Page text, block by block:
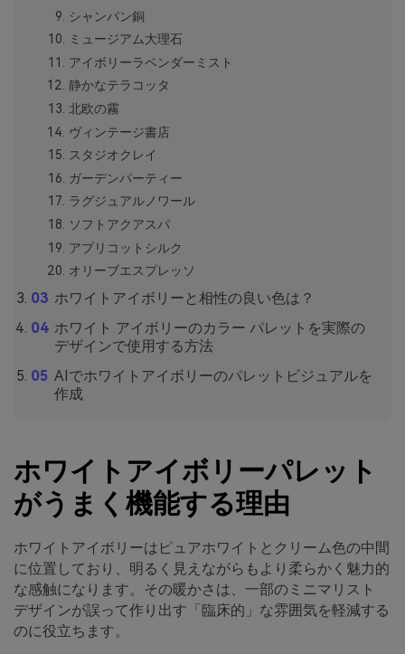
シャンパン銅
ミュージアム大理石
アイボリーラベンダーミスト
静かなテラコッタ
北欧の霧
ヴィンテージ書店
スタジオクレイ
ガーデンパーティー
ラグジュアルノワール
ソフトアクアスパ
アプリコットシルク
オリーブエスプレッソ
ホワイトアイボリーと相性の良い色は？
ホワイト アイボリーのカラー パレットを実際の
デザインで使用する方法
AIでホワイトアイボリーのパレットビジュアルを
作成
ホワイトアイボリーパレット
がうまく機能する理由
ホワイトアイボリーはピュアホワイトとクリーム色の中間
に位置しており、明るく見えながらもより柔らかく魅力的
な感触になります。その暖かさは、一部のミニマリスト
デザインが誤って作り出す「臨床的」な雰囲気を軽減する
のに役立ちます。